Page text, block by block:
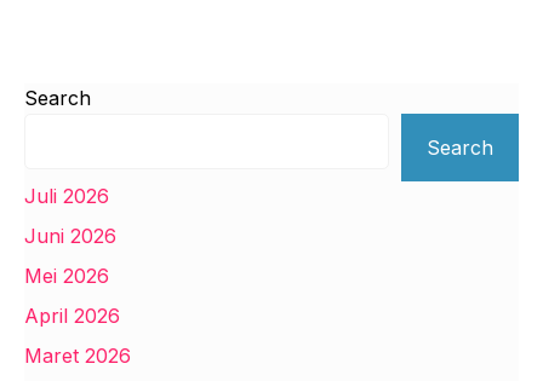
Search
Search
Juli 2026
Juni 2026
Mei 2026
April 2026
Maret 2026